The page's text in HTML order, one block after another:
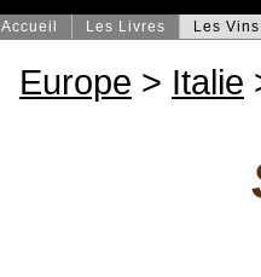
Accueil Les Livres Les Vins
Europe > Italie